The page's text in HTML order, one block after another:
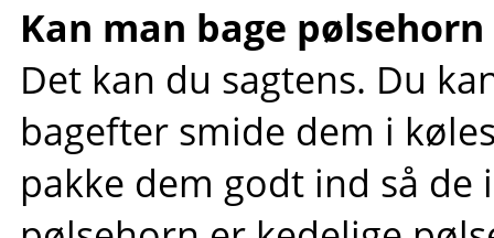
Kan man bage
Det kan du sagtens. Du
bagefter smide dem i
pakke dem godt ind så